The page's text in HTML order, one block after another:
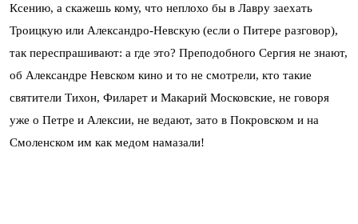
Ксению, а скажешь кому, что неплохо бы в Лавру заехать
Троицкую или Александро-Невскую (если о Питере разговор),
так переспрашивают: а где это? Преподобного Сергия не знают,
об Александре Невском кино и то не смотрели, кто такие
святители Тихон, Филарет и Макарий Московские, не говоря
уже о Петре и Алексии, не ведают, зато в Покровском и на
Смоленском им как медом намазали!